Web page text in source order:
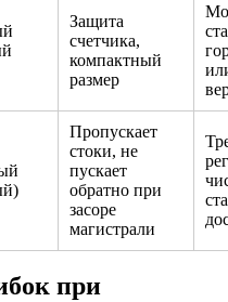
Защита
счетчика,
компактный
размер
Пропускает
стоки, не
пускает
обратно при
засоре
магистрали
при